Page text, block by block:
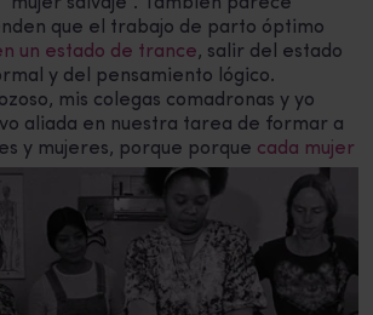
salvaje”. También parece
que el trabajo de parto óptimo
un estado de trance, salir del estado
y del pensamiento lógico.
mis colegas comadronas y yo
aliada en nuestra tarea de formar a
y mujeres, porque porque cada mujer